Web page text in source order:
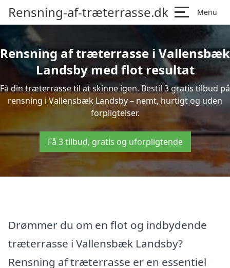
Rensning-af-træterrasse.dk Menu
Rensning af træterrasse i Vallensbæk
Landsby med flot resultat
Få din træterrasse til at skinne igen. Bestil 3 gratis tilbud på
rensning i Vallensbæk Landsby – nemt, hurtigt og uden
forpligtelser.
Få 3 tilbud, gratis og uforpligtende
Drømmer du om en flot og indbydende
træterrasse i Vallensbæk Landsby?
Rensning af træterrasse er en essentiel